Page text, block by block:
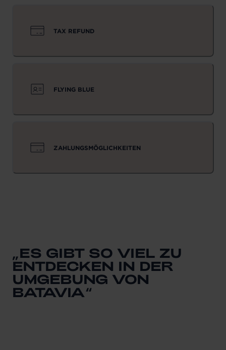
TAX REFUND
FLYING BLUE
ZAHLUNGSMÖGLICHKEITEN
ES GIBT SO VIEL ZU
ENTDECKEN IN DER
UMGEBUNG VON
BATAVIA